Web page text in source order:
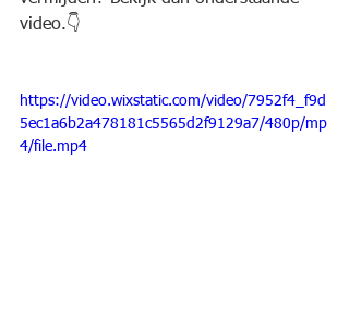
video.👇
https://video.wixstatic.com/video/7952f4_f9d
5ec1a6b2a478181c5565d2f9129a7/480p/mp
4/file.mp4